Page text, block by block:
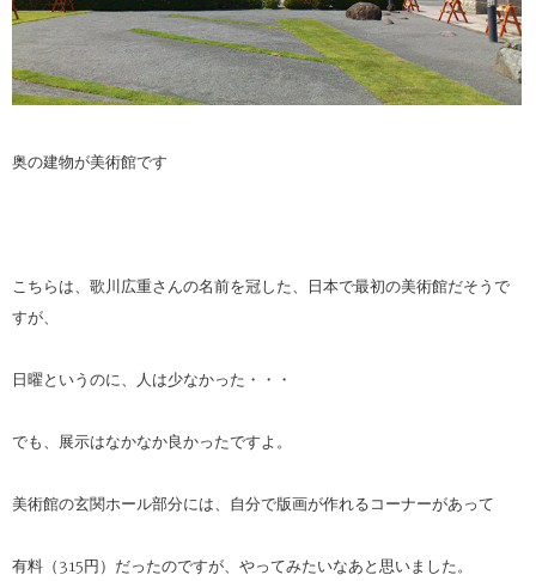
奥の建物が美術館です
こちらは、歌川広重さんの名前を冠した、日本で最初の美術館だそうで
すが、
日曜というのに、人は少なかった・・・
でも、展示はなかなか良かったですよ。
美術館の玄関ホール部分には、自分で版画が作れるコーナーがあって
有料（315円）だったのですが、やってみたいなあと思いました。